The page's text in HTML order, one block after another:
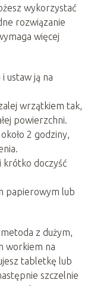
wykorzystać
rozwiązanie
więcej
ustaw ją na
wrzątkiem tak,
powierzchni.
2 godziny,
krótko doczyść
papierowym lub
z dużym,
workiem na
tabletkę lub
szczelnie